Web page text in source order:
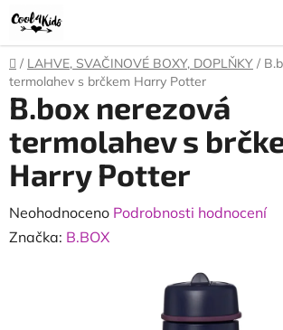
Přejít
na
obsah
Domů
/ LAHVE, SVAČINOVÉ BOXY, DOPLŇKY /
termolahev s brčkem Harry Potter
B.box nerezová
termolahev s
Harry Potter
Průměrné
hodnocení
Neohodnoceno Podrobnosti hodnocení
Značka: B.BOX